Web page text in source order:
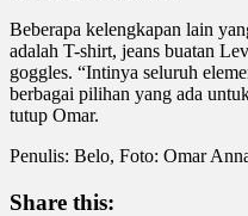
Beberapa kelengkapan lain
adalah T-shirt, jeans buatan
goggles. “Intinya seluruh
berbagai pilihan yang ada
tutup Omar.
Penulis: Belo, Foto: Omar
Share this: